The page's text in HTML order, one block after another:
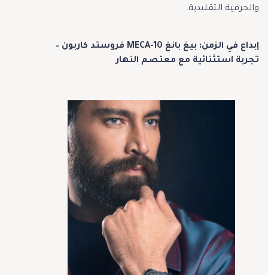
والحرفية التقليدية.
إبداع في الزمن: بيغ بانغ MECA-10 فروستد كاربون –
تجربة استثنائية مع معتصم النهار